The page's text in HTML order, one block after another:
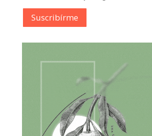
Suscribírme